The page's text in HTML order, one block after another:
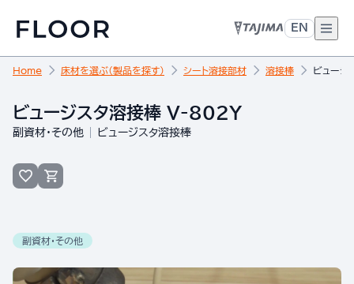
EN
Home 床材を選ぶ（製品を探す） シート溶接部材 溶接棒 ビュー
ビュージスタ溶接棒 V-802Y
副資材・その他 ビュージスタ溶接棒
副資材・その他